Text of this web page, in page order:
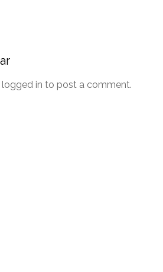
in to post a comment.